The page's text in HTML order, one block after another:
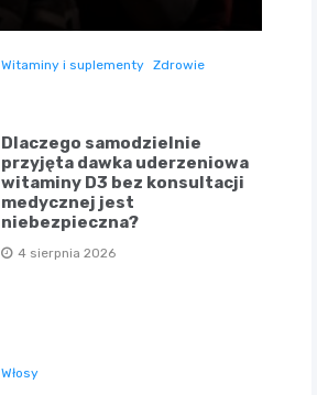
Witaminy i suplementy Zdrowie
Dlaczego samodzielnie
przyjęta dawka uderzeniowa
witaminy D3 bez konsultacji
medycznej jest
niebezpieczna?
4 sierpnia 2026
Włosy